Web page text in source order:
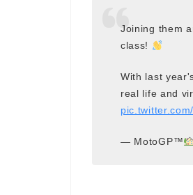
Joining them
class!
With last
real life and
— MotoGP™